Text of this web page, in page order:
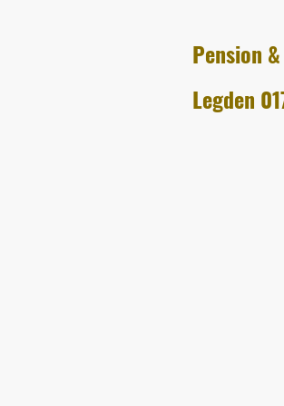
Pension
Legden